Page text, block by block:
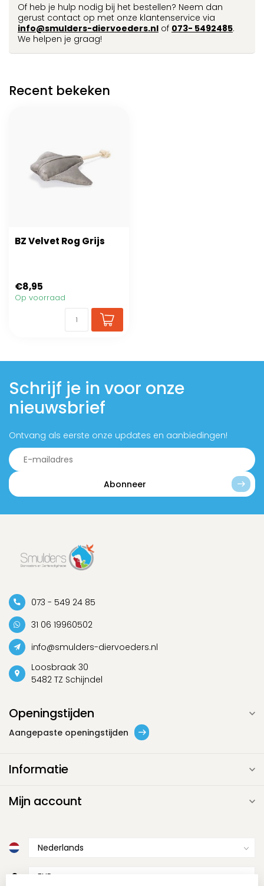
Of heb je hulp nodig bij het bestellen? Neem dan
gerust contact op met onze klantenservice via
info@smulders-diervoeders.nl of 073- 5492485.
We helpen je graag!
Recent bekeken
BZ Velvet Rog Grijs
€8,95
Op voorraad
Schrijf je in voor onze
nieuwsbrief
Ontvang als eerste onze updates en aanbiedingen!
Abonneer
073 - 549 24 85
31 06 19960502
info@smulders-diervoeders.nl
Loosbraak 30
5482 TZ Schijndel
Openingstijden
Aangepaste openingstijden
Informatie
Mijn account
€